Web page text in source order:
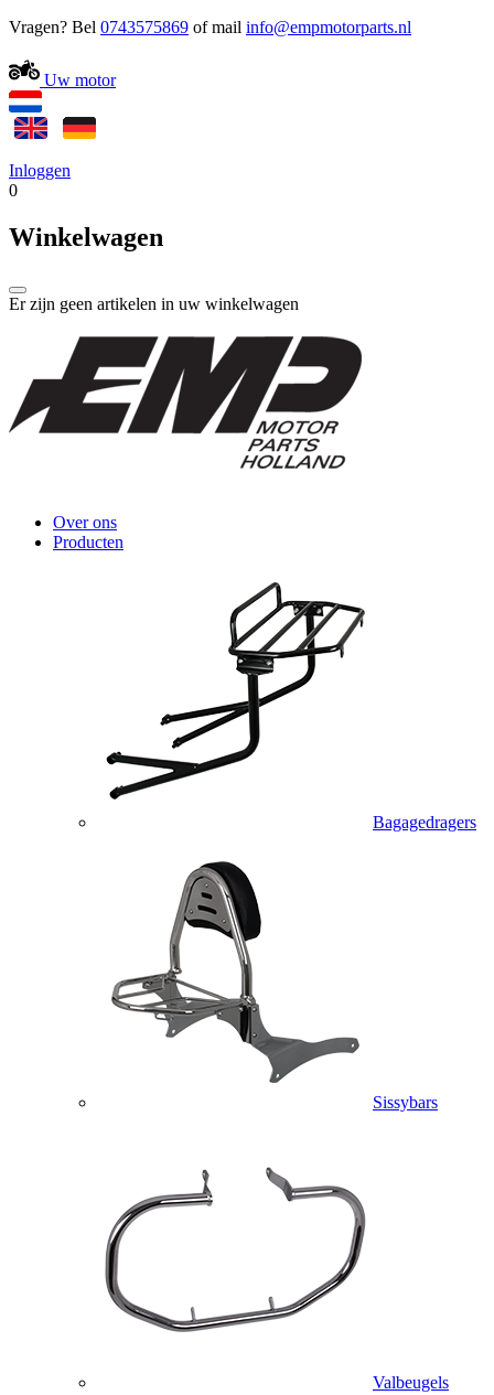
Vragen? Bel 0743575869 of mail
Uw motor
Inloggen
0
Winkelwagen
Er zijn geen artikelen in uw winkelwagen
Over ons
Producten
Bagagedragers
Sissybars
Valbeugels